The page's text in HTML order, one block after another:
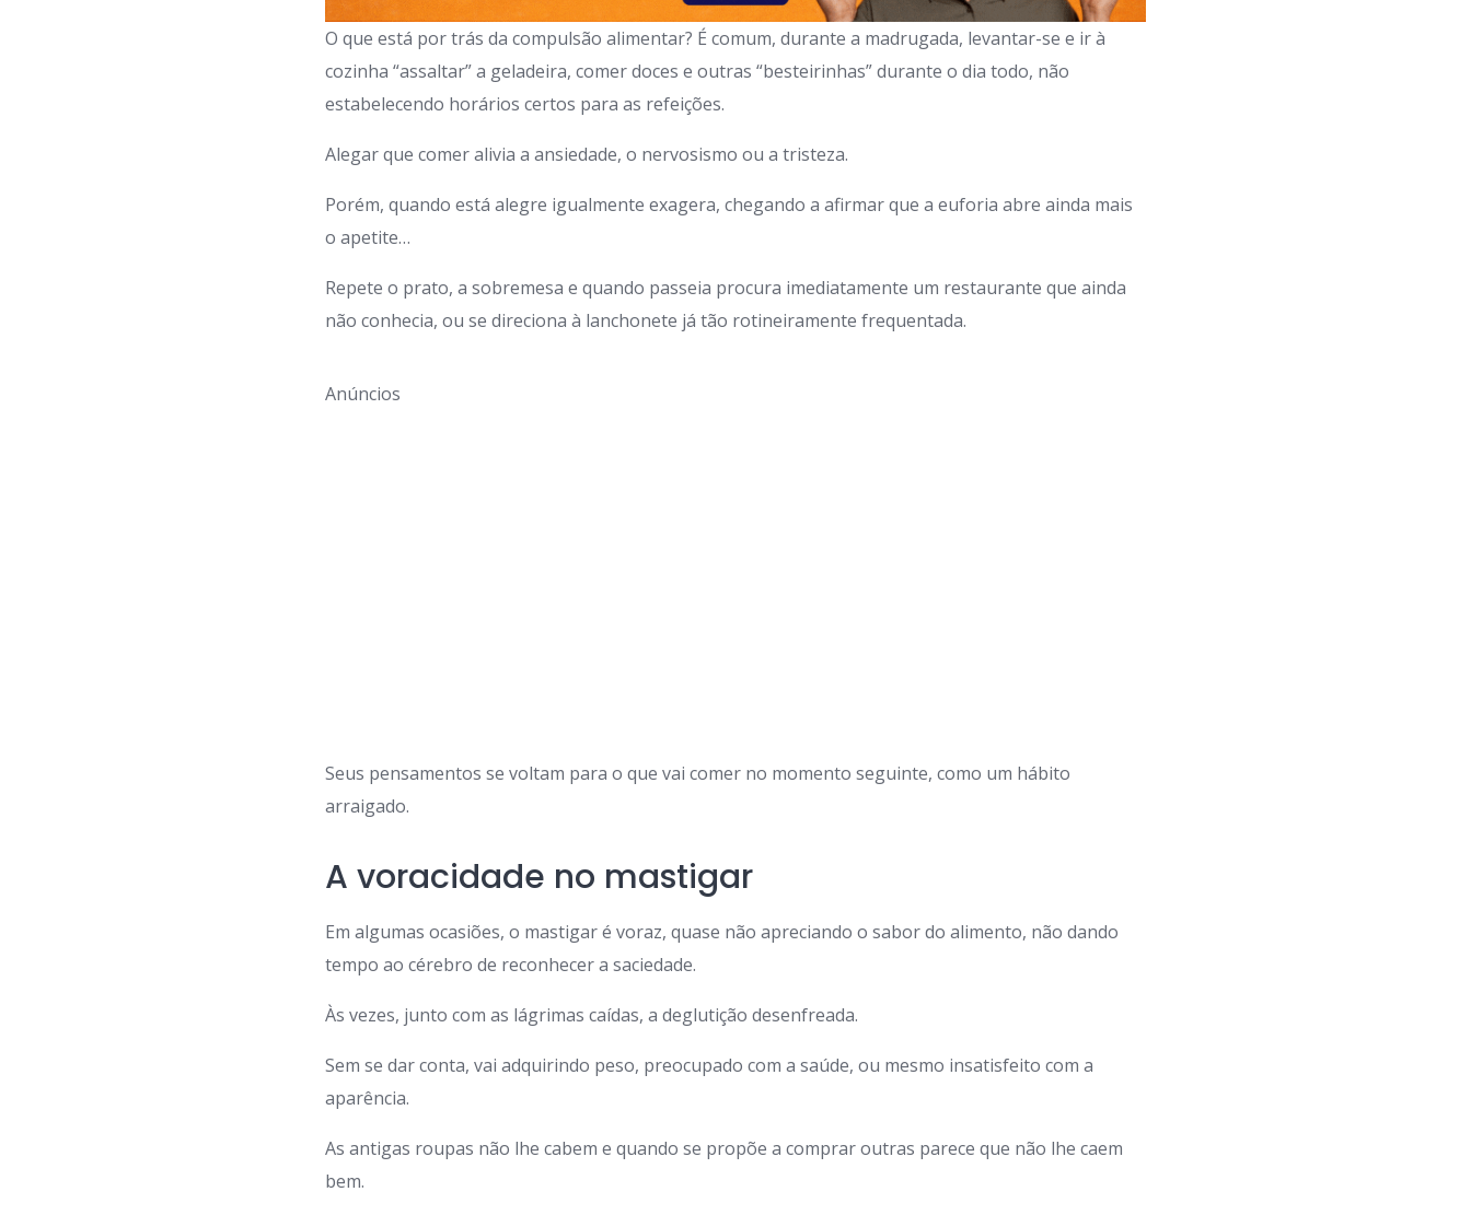
O que está por trás da compulsão alimentar? É comum, durante a madrugada, levantar-se e ir à
cozinha “assaltar” a geladeira, comer doces e outras “besteirinhas” durante o dia todo, não
estabelecendo horários certos para as refeições.
Alegar que comer alivia a ansiedade, o nervosismo ou a tristeza.
Porém, quando está alegre igualmente exagera, chegando a afirmar que a euforia abre ainda mais
o apetite…
Repete o prato, a sobremesa e quando passeia procura imediatamente um restaurante que ainda
não conhecia, ou se direciona à lanchonete já tão rotineiramente frequentada.
Anúncios
Seus pensamentos se voltam para o que vai comer no momento seguinte, como um hábito
arraigado.
A voracidade no mastigar
Em algumas ocasiões, o mastigar é voraz, quase não apreciando o sabor do alimento, não dando
tempo ao cérebro de reconhecer a saciedade.
Às vezes, junto com as lágrimas caídas, a deglutição desenfreada.
Sem se dar conta, vai adquirindo peso, preocupado com a saúde, ou mesmo insatisfeito com a
aparência.
As antigas roupas não lhe cabem e quando se propõe a comprar outras parece que não lhe caem
bem.